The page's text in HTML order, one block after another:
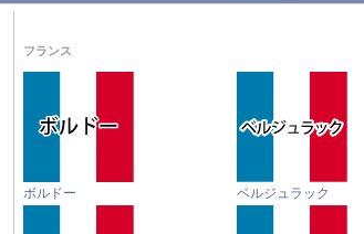
フランス
ボルドー ベルジュラック